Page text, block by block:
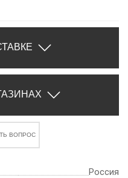
ВОПРОС
Россия